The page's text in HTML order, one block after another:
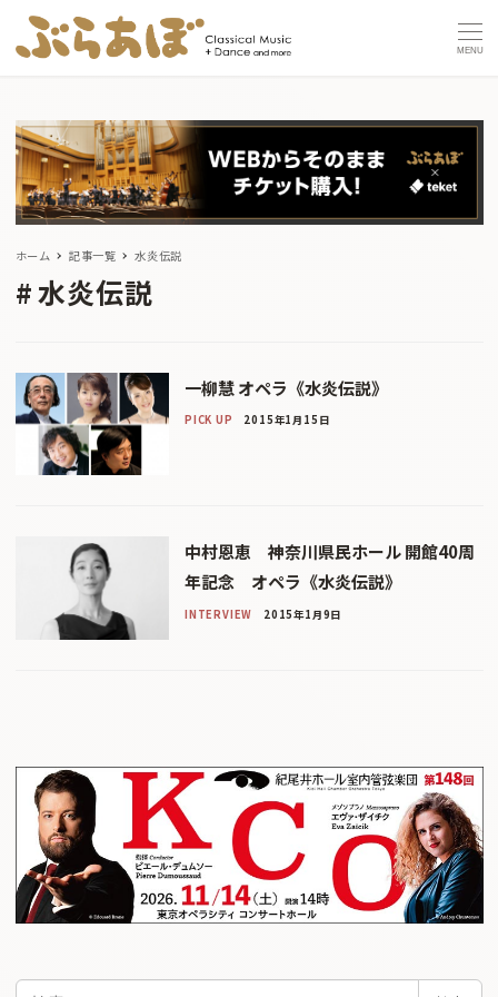
MENU
ホーム 記事一覧 水炎伝説
水炎伝説
一柳慧 オペラ《水炎伝説》
PICK UP 2015年1月15日
中村恩恵 神奈川県民ホール 開館40周
年記念 オペラ《水炎伝説》
INTERVIEW 2015年1月9日
検